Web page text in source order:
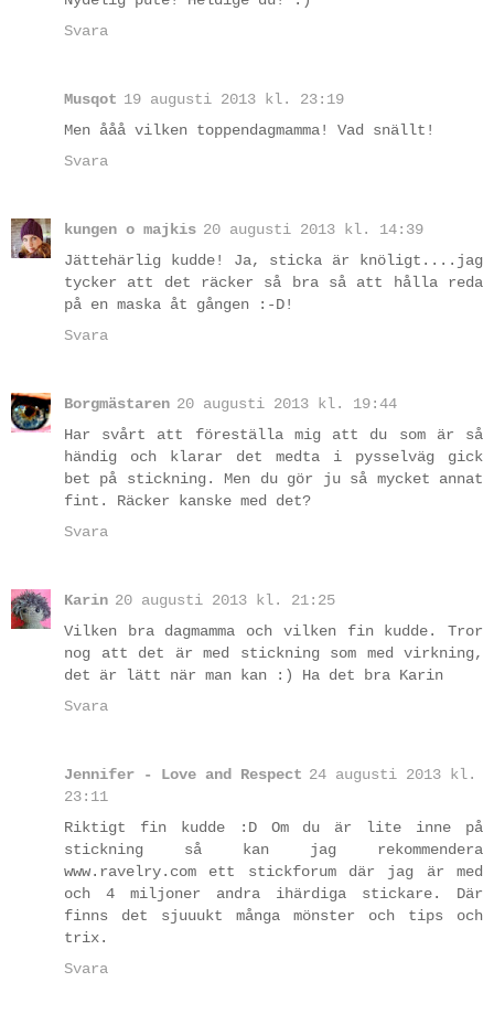
Svara
Musqot 19 augusti 2013 kl. 23:19
Men ååå vilken toppendagmamma! Vad snällt!
Svara
kungen o majkis 20 augusti 2013 kl. 14:39
Jättehärlig kudde! Ja, sticka är knöligt....jag
tycker att det räcker så bra så att hålla reda
på en maska åt gången :-D!
Svara
Borgmästaren 20 augusti 2013 kl. 19:44
Har svårt att föreställa mig att du som är så
händig och klarar det medta i pysselväg gick
bet på stickning. Men du gör ju så mycket annat
fint. Räcker kanske med det?
Svara
Karin 20 augusti 2013 kl. 21:25
Vilken bra dagmamma och vilken fin kudde. Tror
nog att det är med stickning som med virkning,
det är lätt när man kan :) Ha det bra Karin
Svara
Jennifer - Love and Respect 24 augusti 2013 kl.
23:11
Riktigt fin kudde :D Om du är lite inne på
stickning så kan jag rekommendera
www.ravelry.com ett stickforum där jag är med
och 4 miljoner andra ihärdiga stickare. Där
finns det sjuuukt många mönster och tips och
trix.
Svara